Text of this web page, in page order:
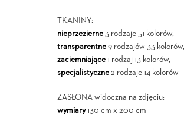
TKANINY:
nieprzezierne3 rodzaje 51 kolorów,
transparentne9 rodzajów 33 kolorów,
zaciemniające1 rodzaj 13 kolorów,
specjalistyczne2 rodzaje 14 kolorów
ZASŁONA widoczna na zdjęciu:
wymiary130 cm x 200 cm